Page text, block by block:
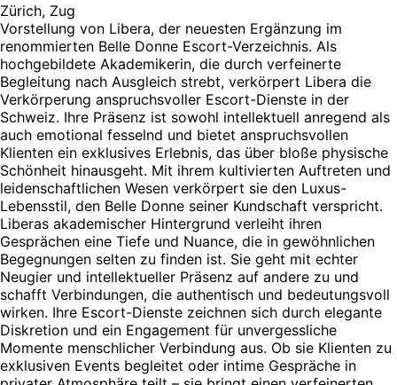
Zürich, Zug
Vorstellung von Libera, der neuesten Ergänzung im
renommierten Belle Donne Escort-Verzeichnis. Als
hochgebildete Akademikerin, die durch verfeinerte
Begleitung nach Ausgleich strebt, verkörpert Libera die
Verkörperung anspruchsvoller Escort-Dienste in der
Schweiz. Ihre Präsenz ist sowohl intellektuell anregend als
auch emotional fesselnd und bietet anspruchsvollen
Klienten ein exklusives Erlebnis, das über bloße physische
Schönheit hinausgeht. Mit ihrem kultivierten Auftreten und
leidenschaftlichen Wesen verkörpert sie den Luxus-
Lebensstil, den Belle Donne seiner Kundschaft verspricht.
Liberas akademischer Hintergrund verleiht ihren
Gesprächen eine Tiefe und Nuance, die in gewöhnlichen
Begegnungen selten zu finden ist. Sie geht mit echter
Neugier und intellektueller Präsenz auf andere zu und
schafft Verbindungen, die authentisch und bedeutungsvoll
wirken. Ihre Escort-Dienste zeichnen sich durch elegante
Diskretion und ein Engagement für unvergessliche
Momente menschlicher Verbindung aus. Ob sie Klienten zu
exklusiven Events begleitet oder intime Gespräche in